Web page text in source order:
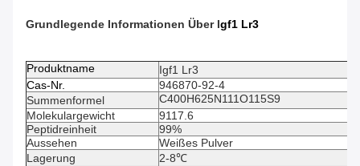
Grundlegende Informationen Über IGf1 Lr3
Produktname
Igf1 Lr3
Cas-Nr.
946870-92-4
Summenformel
C400H625N111O115S9
Molekulargewicht
9117.6
Peptidreinheit
99%
Aussehen
Weißes Pulver
Lagerung
2-8℃